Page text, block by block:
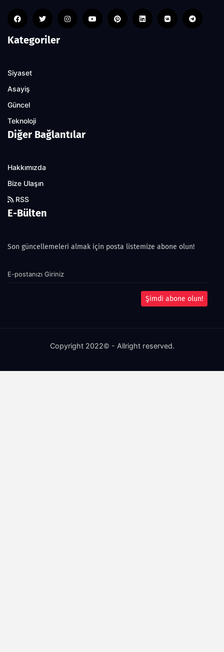
Kategoriler
Siyaset
Asayiş
Güncel
Teknoloji
Diğer Bağlantılar
Hakkımızda
Bize Ulaşın
RSS
E-Bülten
Son güncellemeleri almak için posta listemize abone olun!
Şimdi abone olun!
Copyright 2022© - Allright reserved.